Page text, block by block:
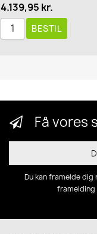
4.139,95 kr.
BESTIL
Få vores
Du kan framelde dig
framelding